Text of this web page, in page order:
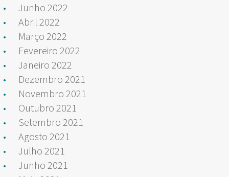
Junho 2022
Abril 2022
Março 2022
Fevereiro 2022
Janeiro 2022
Dezembro 2021
Novembro 2021
Outubro 2021
Setembro 2021
Agosto 2021
Julho 2021
Junho 2021